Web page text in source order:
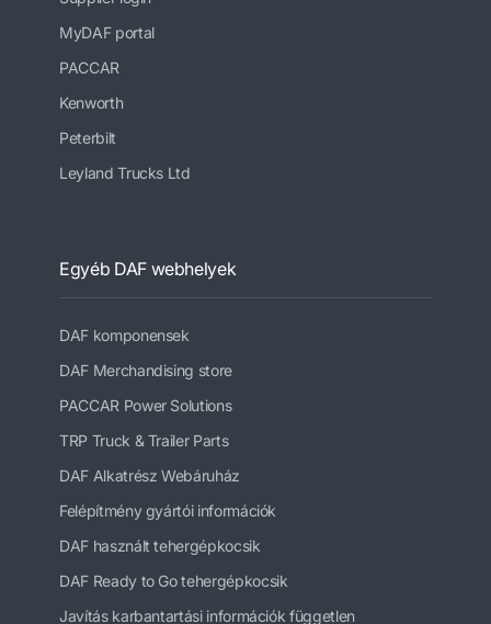
MyDAF portal
PACCAR
Kenworth
Peterbilt
Leyland Trucks Ltd
Egyéb DAF webhelyek
DAF komponensek
DAF Merchandising store
PACCAR Power Solutions
TRP Truck & Trailer Parts
DAF Alkatrész Webáruház
Felépítmény gyártói információk
DAF használt tehergépkocsik
DAF Ready to Go tehergépkocsik
Javítás karbantartási információk független